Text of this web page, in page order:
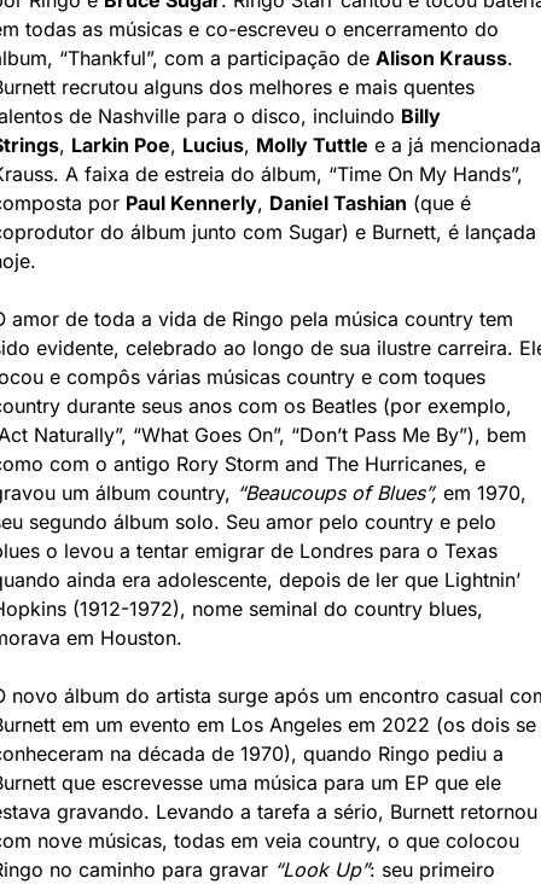
todas as músicas e co-escreveu o encerramento do
“Thankful”, com a participação de Alison Krauss.
recrutou alguns dos melhores e mais quentes
de Nashville para o disco, incluindo Billy
, Larkin Poe, Lucius, Molly Tuttle e a já mencionada
A faixa de estreia do álbum, “Time On My Hands”,
por Paul Kennerly, Daniel Tashian (que é
do álbum junto com Sugar) e Burnett, é lançada
amor de toda a vida de Ringo pela música country tem
evidente, celebrado ao longo de sua ilustre carreira.
e compôs várias músicas country e com toques
durante seus anos com os Beatles (por exemplo,
Naturally”, “What Goes On”, “Don’t Pass Me By”), bem
com o antigo Rory Storm and The Hurricanes, e
um álbum country, “Beaucoups of Blues”, em 1970,
segundo álbum solo. Seu amor pelo country e pelo
o levou a tentar emigrar de Londres para o Texas
ainda era adolescente, depois de ler que Lightnin’
(1912-1972), nome seminal do country blues,
em Houston.
novo álbum do artista surge após um encontro casual
em um evento em Los Angeles em 2022 (os dois se
na década de 1970), quando Ringo pediu a
que escrevesse uma música para um EP que ele
gravando. Levando a tarefa a sério, Burnett retornou
nove músicas, todas em veia country, o que colocou
no caminho para gravar “Look Up”: seu primeiro